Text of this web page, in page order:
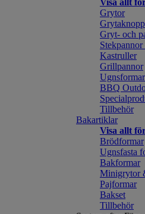
Visa allt
Grytor
Gryt- och
Kastruller
Grillpannor
Ugnsformar
BBQ
Tillbehör
Bakartiklar
Visa allt
Brödformar
Ugnsfasta
Bakformar
Minigrytor
Pajformar
Bakset
Tillbehör